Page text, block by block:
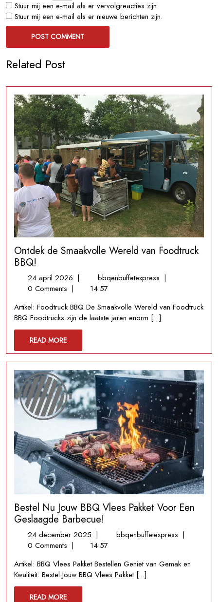
Stuur mij een e-mail als er vervolgreacties zijn.
Stuur mij een e-mail als er nieuwe berichten zijn.
Related Post
Ontdek de Smaakvolle Wereld van Foodtruck
BBQ!
24 april 2026 24| bbqenbuffetexpress Ontdek
Wereld
|
0 Comments |
14:57
Artikel: Foodtruck BBQ De Smaakvolle Wereld van Foodtruck
BBQ Foodtrucks zijn de laatste jaren enorm [...]
READ MOREREAD
MORE
Bestel Nu Jouw BBQ Vlees Pakket Voor Een
Geslaagde Barbecue!
24 december 2025 24
december
| bbqenbuffetexpress Bestel
BBQ
|
0 Comments |
14:57
Artikel: BBQ Vlees Pakket Bestellen Geniet van Gemak en
Kwaliteit: Bestel Jouw BBQ Vlees Pakket [...]
READ MOREREAD